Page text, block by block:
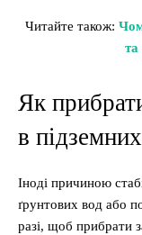
Читайте також:
та
Як
в
Іноді причиною
ґрунтових вод або
разі, щоб прибрати